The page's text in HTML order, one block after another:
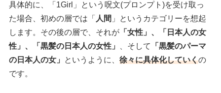
具体的に、「1Girl」という呪文(プロンプト)を受け取っ
た場合、初めの層では「 人間 」というカテゴリーを想起
します。その後の層で、それが 「女性」、「日本人の女
性」、「黒髪の日本人の女性」
、そして
「黒髪のパーマ
の日本人の女」
というように、徐々に具体化していくの
です。